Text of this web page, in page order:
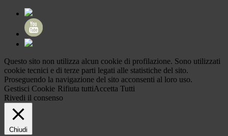
Questo sito non utilizza alcun cookie di profilazione. Sono utilizzati
cookie tecnici e di terze parti legati alle statistiche del sito.
Proseguendo la navigazione del sito acconsenti al loro uso.
Gestisci Cookie Rifiuta tuttiAccetta Tutti
Rivedi il consenso
Chiudi